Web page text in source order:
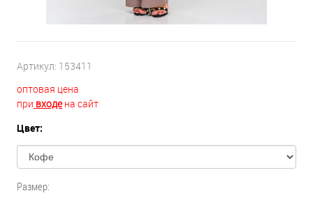
Артикул: 153411
оптовая цена
при входена сайт
Цвет:
Размер: